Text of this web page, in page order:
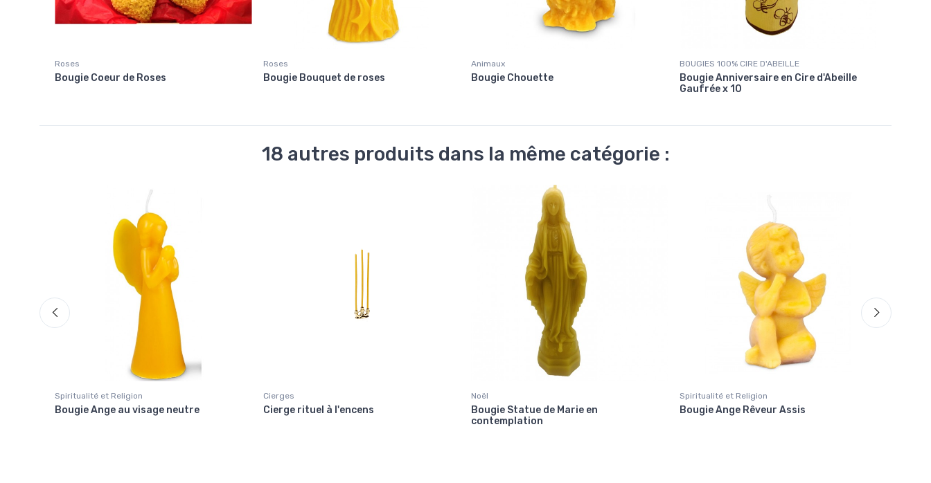
Roses
Bougie Coeur de Roses
Roses
Bougie Bouquet de roses
Animaux
Bougie Chouette
BOUGIES 100% CIRE D'ABEILLE
Bougie Anniversaire en Cire d'Abeille
Gaufrée x 10
18 autres produits dans la même catégorie :
Spiritualité et Religion
Bougie Ange au visage neutre
Cierges
Cierge rituel à l'encens
Noël
Bougie Statue de Marie en
contemplation
Spiritualité et Religion
Bougie Ange Rêveur Assis